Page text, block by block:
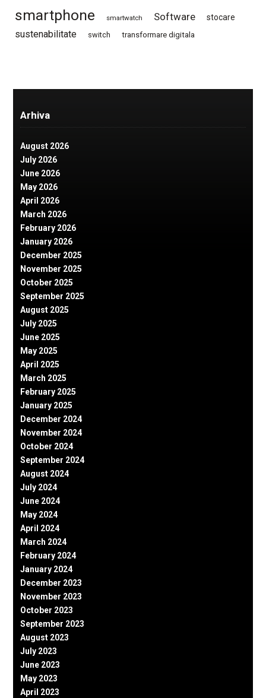
smartphone smartwatch Software stocare
sustenabilitate switch transformare digitala
Arhiva
August 2026
July 2026
June 2026
May 2026
April 2026
March 2026
February 2026
January 2026
December 2025
November 2025
October 2025
September 2025
August 2025
July 2025
June 2025
May 2025
April 2025
March 2025
February 2025
January 2025
December 2024
November 2024
October 2024
September 2024
August 2024
July 2024
June 2024
May 2024
April 2024
March 2024
February 2024
January 2024
December 2023
November 2023
October 2023
September 2023
August 2023
July 2023
June 2023
May 2023
April 2023